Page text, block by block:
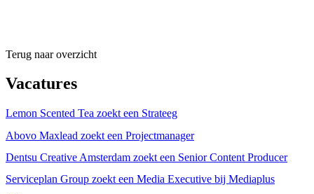
Terug naar overzicht
Vacatures
Lemon Scented Tea zoekt een Strateeg
Abovo Maxlead zoekt een Projectmanager
Dentsu Creative Amsterdam zoekt een Senior Content Producer
Serviceplan Group zoekt een Media Executive bij Mediaplus